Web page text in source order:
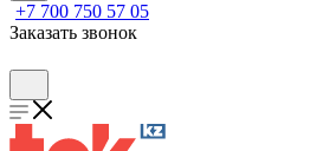
+7 700 750 57 05
Заказать звонок